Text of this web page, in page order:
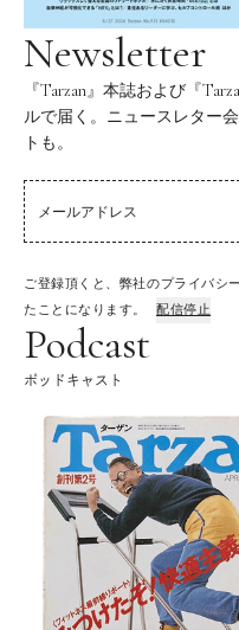
Newsletter
『Tarzan』本誌および『
ルで届く。ニュースレター
トも。
ご登録頂くと、弊社のプライバシ
たことになります。
配信停止
Podcast
ポッドキャスト